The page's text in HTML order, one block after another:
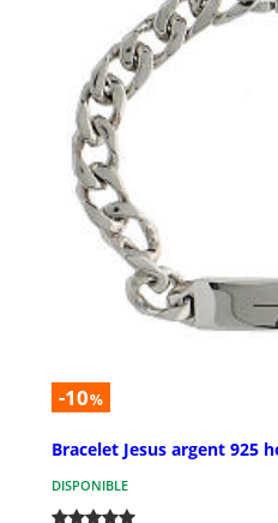
-10%
Bracelet Jesus argent 925
DISPONIBLE